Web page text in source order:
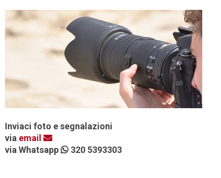
Inviaci foto e segnalazioni
via email
via Whatsapp
320 5393303